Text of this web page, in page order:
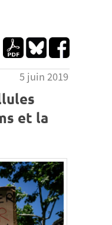
5 juin 2019
et la